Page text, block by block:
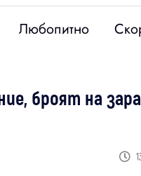
Любопитно
броят на